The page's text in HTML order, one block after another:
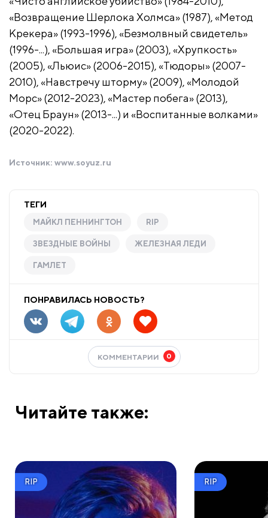
«Возвращение Шерлока Холмса» (1987), «Метод
Крекера» (1993-1996), «Безмолвный свидетель»
(1996-...), «Большая игра» (2003), «Хрупкость»
(2005), «Льюис» (2006-2015), «Тюдоры» (2007-
2010), «Навстречу шторму» (2009), «Молодой
Морс» (2012-2023), «Мастер побега» (2013),
«Отец Браун» (2013-...) и «Воспитанные волками»
(2020-2022).
Источник: www.soyuz.ru
ТЕГИ
МАЙКЛ ПЕННИНГТОН RIP
ЗВЕЗДНЫЕ ВОЙНЫ ЖЕЛЕЗНАЯ ЛЕДИ
ГАМЛЕТ
ПОНРАВИЛАСЬ НОВОСТЬ?
КОММЕНТАРИИ 0
Читайте также:
RIP RIP